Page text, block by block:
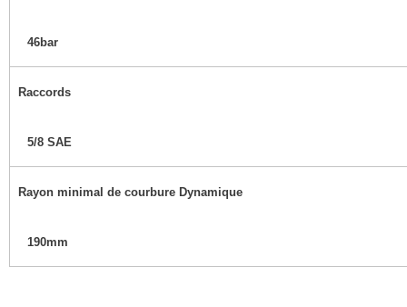
46bar
Raccords
5/8 SAE
Rayon minimal de courbure Dynamique
190mm